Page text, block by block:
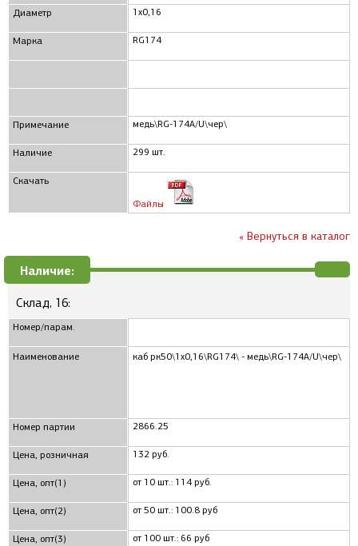
Диаметр
Марка
Примечание
Наличие
Скачать
1x0,16
RG174
медь\RG-174A/U\чер\
299 шт.
Файлы
« Вернуться в каталог
Наличие:
Склад, 16:
Номер/парам.
Наименование
Номер партии
Цена, розничная
Цена, опт(1)
Цена, опт(2)
Цена, опт(3)
каб рк50\1x0,16\RG174\ - медь\RG-174A/U\чер\
2866.25
132 руб.
от 10 шт.: 114 руб.
от 50 шт.: 100.8 руб
от 100 шт.: 66 руб